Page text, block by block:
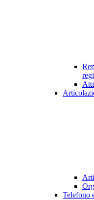
Telefono